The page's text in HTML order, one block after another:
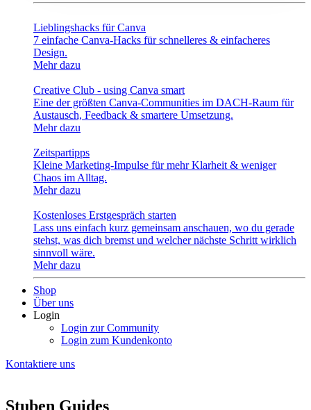
Lieblingshacks für Canva
7 einfache Canva-Hacks für schnelleres & einfacheres
Design.
Mehr dazu
Creative Club - using Canva smart
Eine der größten Canva-Communities im DACH-Raum für
Austausch, Feedback & smartere Umsetzung.
Mehr dazu
Zeitspartipps
Kleine Marketing-Impulse für mehr Klarheit & weniger
Chaos im Alltag.
Mehr dazu
Kostenloses Erstgespräch starten
Lass uns einfach kurz gemeinsam anschauen, wo du gerade
stehst, was dich bremst und welcher nächste Schritt wirklich
sinnvoll wäre.
Mehr dazu
Shop
Über uns
Login
Login zur Community
Login zum Kundenkonto
Kontaktiere uns
Stuben Guides